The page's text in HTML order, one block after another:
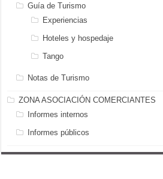
Guía de Turismo
Experiencias
Hoteles y hospedaje
Tango
Notas de Turismo
ZONA ASOCIACIÓN COMERCIANTES
Informes internos
Informes públicos